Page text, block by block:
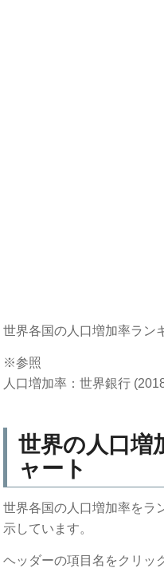
世界各国の人口増加率ラン
※参照
人口増加率：世界銀行
世界の人口増
ャート
世界各国の人口増加率をラ
示しています。
ヘッダーの項目名をクリッ